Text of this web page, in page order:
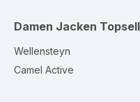
Damen Jacken
Wellensteyn
Camel Active